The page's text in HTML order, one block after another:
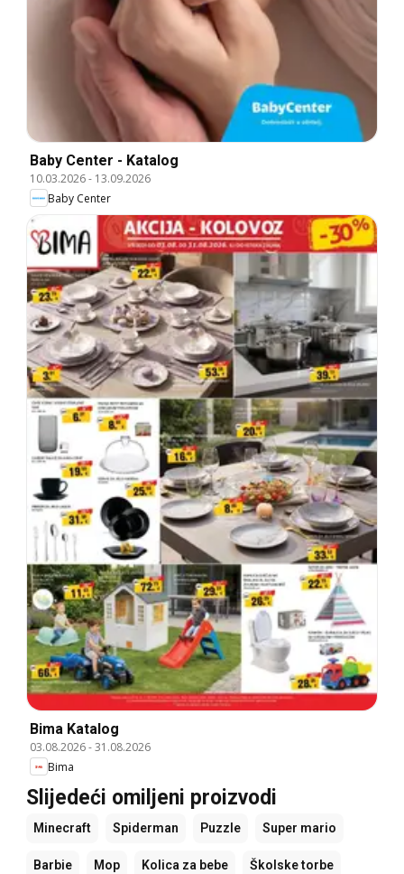
Baby Center - Katalog
10.03.2026- 13.09.2026
Baby Center
Bima Katalog
03.08.2026-31.08.2026
Bima
Slijedeći omiljeni proizvodi
Minecraft Spiderman Puzzle Super mario
Barbie Mop Kolica za bebe Školske torbe